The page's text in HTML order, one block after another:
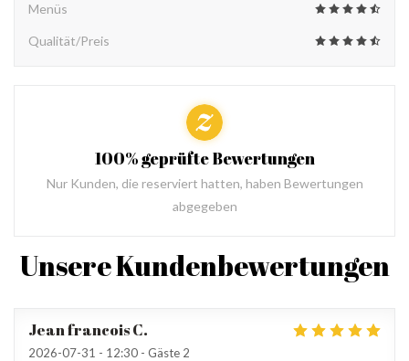
Unsere Kundenbewertungen
Jean francoisC
2026-07-31 - 12:30 - Gäste 2
Menüs
Qualität/Preis
100% geprüfte Bewertungen
Nur Kunden, die reserviert hatten, haben Bewertungen
abgegeben